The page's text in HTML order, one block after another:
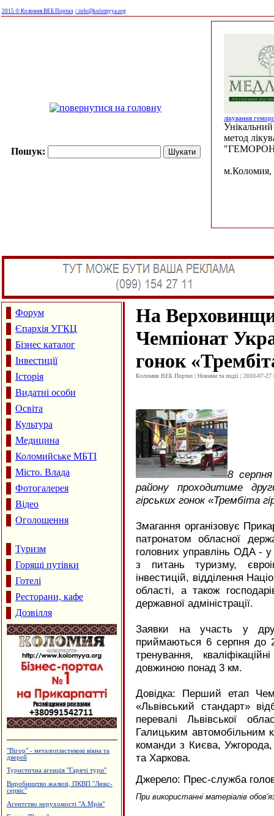
2015 © Коломия ВЕБ Портал / info@kolomyya.org
Пошук:
лікування
Унікальний
метод
м.Коломия,
Форум
Єпархія УГКЦ
Бізнес каталог
Інвестиції
Історія
Видатні особи
Освіта
Культура
Медицина
Коломийське МБТІ
Місто. Влада
Фотогалерея
Відео
Оголошення
Туризм
Горящі путівки
Готелі
Ресторани, кафе
Дозвілля
Салон-магазин "TianDe"
"Дятьківці"
На
Чемпіонат
гонок
Коломия ВЕБ Портал | Новини та події | 2010-07-27
8
району проходитиме
гірських гонок «Трембіта
Змагання організовує
патронатом обласної
головних управлінь ОДА - у
з питань туризму,
інвестицій, відділення
області, а також
державної адміністрації.
Заявки на участь у
приймаються 6 серпня до
тренування,
довжиною понад 3 км.
Довідка: Перший етап
«Львівський стандарт»
перевалі Львівської
Галицьким автомобільним
команди з Києва,
та Харкова.
Джерело: Прес-служба
При використанні матеріалів